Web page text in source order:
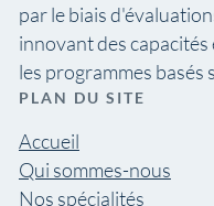
par le biais
innovant des
les programmes basés
PLAN DU SITE
Accueil
Qui sommes-nous
Nos spécialités